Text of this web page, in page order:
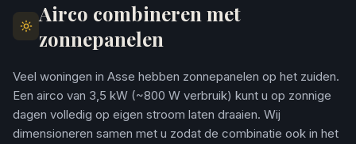
Airco combineren met
zonnepanelen
Veel woningen in Asse hebben zonnepanelen op het zuiden.
Een airco van 3,5 kW (~800 W verbruik) kunt u op zonnige
dagen volledig op eigen stroom laten draaien. Wij
dimensioneren samen met u zodat de combinatie ook in het